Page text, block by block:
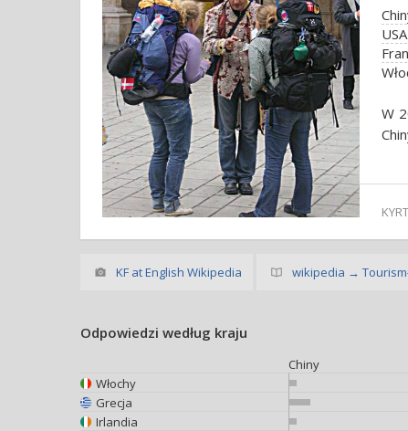
USA
W
KF at English Wikipedia wikipedia →
Odpowiedzi według kraju
Chiny
Włochy
Grecja
Irlandia